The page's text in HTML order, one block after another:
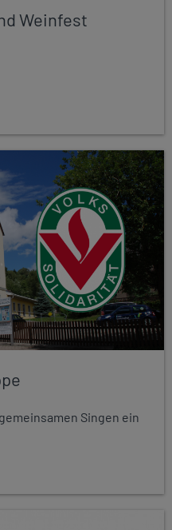
Weinfest
Singen ein